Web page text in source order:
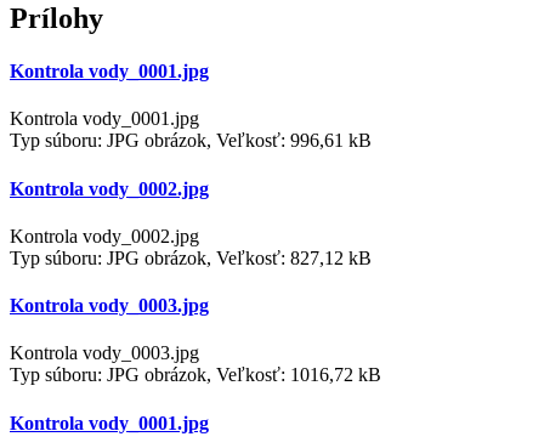
Prílohy
Kontrola vody_0001.jpg
Kontrola vody_0001.jpg
Typ súboru: JPG obrázok, Veľkosť: 996,61 kB
Kontrola vody_0002.jpg
Kontrola vody_0002.jpg
Typ súboru: JPG obrázok, Veľkosť: 827,12 kB
Kontrola vody_0003.jpg
Kontrola vody_0003.jpg
Typ súboru: JPG obrázok, Veľkosť: 1016,72 kB
Kontrola vody_0001.jpg